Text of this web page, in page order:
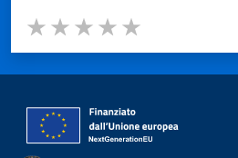
Valuta da 1 a 5 stelle la pagina
Valuta 5 stelle su 5
Valuta 4 stelle su 5
Valuta 3 stelle su 5
Valuta 2 stelle su 5
Valuta 1 stelle su 5